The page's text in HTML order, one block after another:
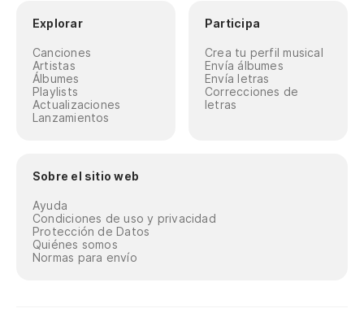
Explorar
Canciones
Artistas
Álbumes
Playlists
Actualizaciones
Lanzamientos
Participa
Crea tu perfil musical
Envía álbumes
Envía letras
Correcciones de
letras
Sobre el sitio web
Ayuda
Condiciones de uso y privacidad
Protección de Datos
Quiénes somos
Normas para envío